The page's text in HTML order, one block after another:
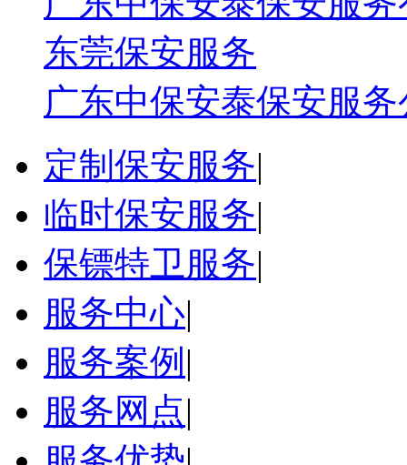
东莞保安服务
广东中保安泰保安服
定制保安服务|
临时保安服务|
保镖特卫服务|
服务中心|
服务案例 |
服务网点|